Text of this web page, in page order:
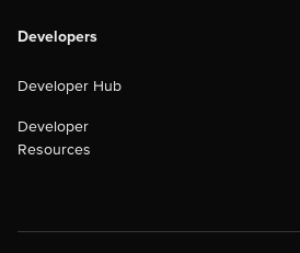
Developers
Developer Hub
Developer
Resources